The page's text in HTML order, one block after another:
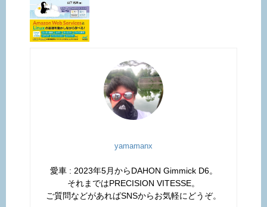
yamamanx
愛車 : 2023年5月からDAHON Gimmick D6。
それまではPRECISION VITESSE。
ご質問などがあればSNSからお気軽にどうぞ。